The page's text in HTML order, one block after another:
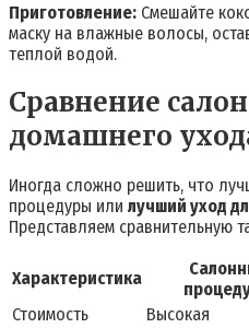
Приготовление: Смешайте
маску на влажные волосы,
теплой водой.
Сравнение
домашнего
Иногда сложно решить, что
процедуры или лучший уход
Представляем сравнительную
Характеристика
Стоимость
Высокая